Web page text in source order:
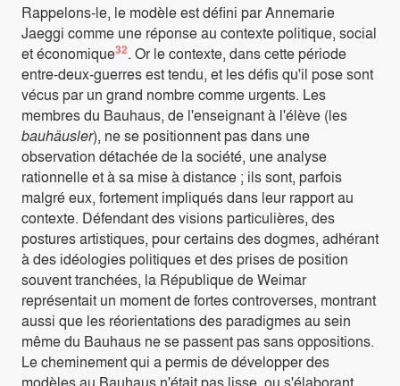
Rappelons-le, le modèle est défini par Annemarie
Jaeggi comme une réponse au contexte politique, social
et économique32. Or le contexte, dans cette période
entre-deux-guerres est tendu, et les défis qu'il pose sont
vécus par un grand nombre comme urgents. Les
membres du Bauhaus, de l'enseignant à l'élève (les
bauhäusler), ne se positionnent pas dans une
observation détachée de la société, une analyse
rationnelle et à sa mise à distance ; ils sont, parfois
malgré eux, fortement impliqués dans leur rapport au
contexte. Défendant des visions particulières, des
postures artistiques, pour certains des dogmes, adhérant
à des idéologies politiques et des prises de position
souvent tranchées, la République de Weimar
représentait un moment de fortes controverses, montrant
aussi que les réorientations des paradigmes au sein
même du Bauhaus ne se passent pas sans oppositions.
Le cheminement qui a permis de développer des
modèles au Bauhaus n'était pas lisse, ou s'élaborant